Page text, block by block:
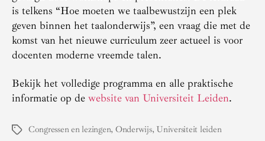
is telkens “Hoe moeten we taalbewustzijn een plek
geven binnen het taalonderwijs”, een vraag die met de
komst van het nieuwe curriculum zeer actueel is voor
docenten moderne vreemde talen.
Bekijk het volledige programma en alle praktische
informatie op de website van Universiteit Leiden.
Tags Congressen en lezingen, Onderwijs, Universiteit leiden